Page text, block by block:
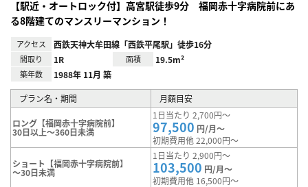
【駅近・オートロック付】高宮駅徒歩9分 福岡赤十字病院前にあ
る8階建てのマンスリーマンション！
アクセス 西鉄天神大牟田線「西鉄平尾駅」徒歩16分
間取り 1R 面積 19.5m²
築年数 1988年 11月 築
プラン名・期間 月額目安
ロング【福岡赤十字病院前】
30日以上～360日未満
1日当たり 2,700円～
97,500 円/月～
初期費用他 22,000円～
ショート【福岡赤十字病院前】
～30日未満
1日当たり 2,900円～
103,500 円/月～
初期費用他 16,500円～